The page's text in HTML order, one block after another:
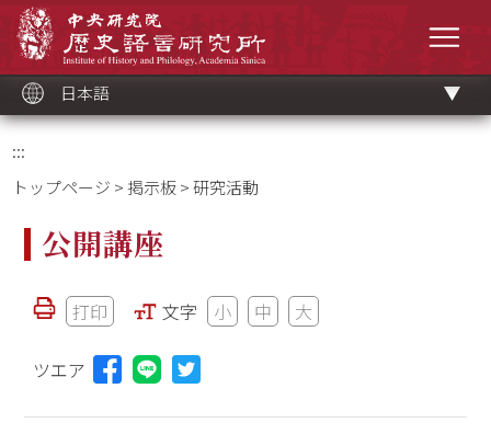
ッ
ク
日本語
:::
トップページ >掲示板> 研究活動
公開講座
打印 文字 小 中 大
ツエア Lineに投稿する(新しいウィンドウを開く)